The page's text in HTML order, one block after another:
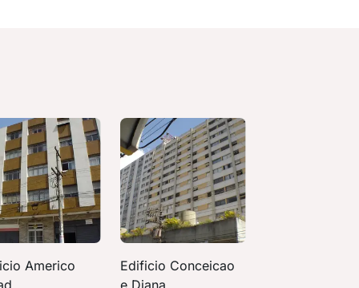
Americo
Edificio Conceicao